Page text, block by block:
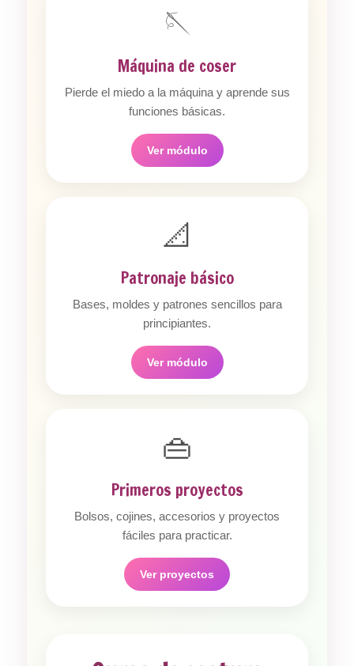
🪡
Máquina de coser
Pierde el miedo a la máquina y aprende sus
funciones básicas.
Ver módulo
📐
Patronaje básico
Bases, moldes y patrones sencillos para
principiantes.
Ver módulo
👜
Primeros proyectos
Bolsos, cojines, accesorios y proyectos
fáciles para practicar.
Ver proyectos